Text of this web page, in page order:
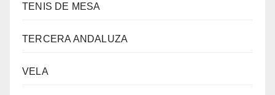
TENIS DE MESA
TERCERA ANDALUZA
VELA